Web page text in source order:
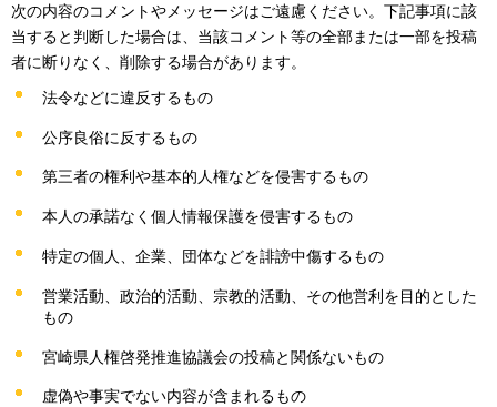
次の内容のコメントやメッセージはご遠慮ください。下記事項に該
当すると判断した場合は、当該コメント等の全部または一部を投稿
者に断りなく、削除する場合があります。
法令などに違反するもの
公序良俗に反するもの
第三者の権利や基本的人権などを侵害するもの
本人の承諾なく個人情報保護を侵害するもの
特定の個人、企業、団体などを誹謗中傷するもの
営業活動、政治的活動、宗教的活動、その他営利を目的とした
もの
宮崎県人権啓発推進協議会の投稿と関係ないもの
虚偽や事実でない内容が含まれるもの